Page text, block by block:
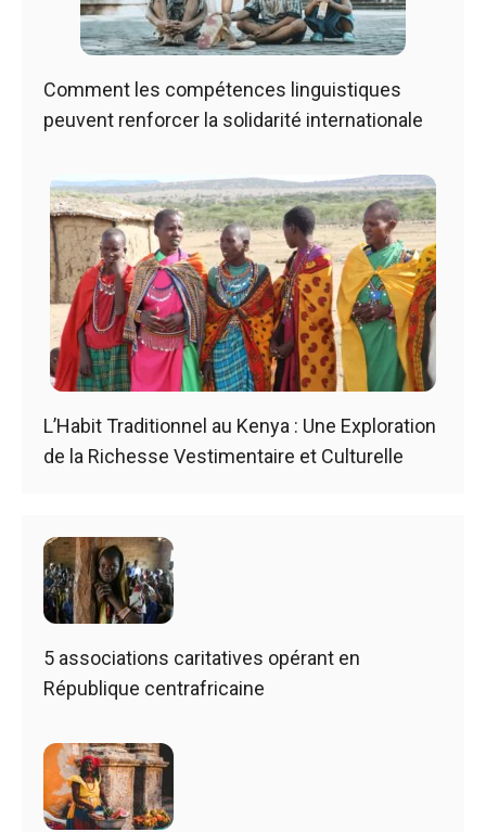
Comment les compétences linguistiques
peuvent renforcer la solidarité internationale
L’Habit Traditionnel au Kenya : Une Exploration
de la Richesse Vestimentaire et Culturelle
5 associations caritatives opérant en
République centrafricaine